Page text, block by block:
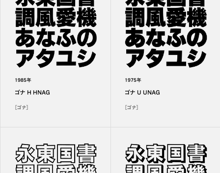
1985年
ゴナ H HNAG
［ゴナ］
1975年
ゴナ U UNAG
［ゴナ］